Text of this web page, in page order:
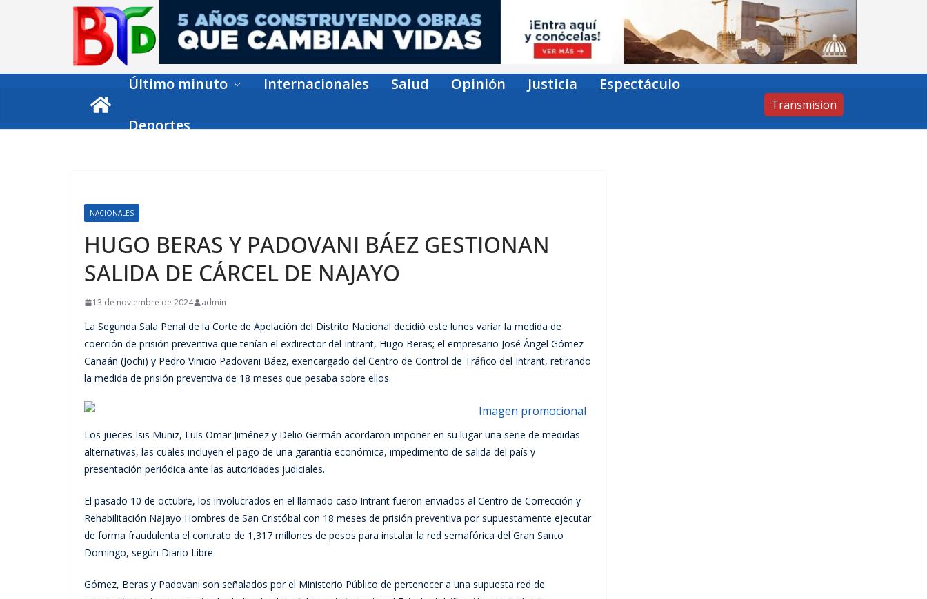
Último minuto Internacionales Salud Opinión Justicia Espectáculo
Deportes
Transmision
NACIONALES
HUGO BERAS Y PADOVANI BÁEZ GESTIONAN
SALIDA DE CÁRCEL DE NAJAYO
13 de noviembre de 2024 admin
La Segunda Sala Penal de la Corte de Apelación del Distrito Nacional decidió este lunes variar la medida de
coerción de prisión preventiva que tenían el exdirector del Intrant, Hugo Beras; el empresario José Ángel Gómez
Canaán (Jochi) y Pedro Vinicio Padovani Báez, exencargado del Centro de Control de Tráfico del Intrant, retirando
la medida de prisión preventiva de 18 meses que pesaba sobre ellos.
Los jueces Isis Muñiz, Luis Omar Jiménez y Delio Germán acordaron imponer en su lugar una serie de medidas
alternativas, las cuales incluyen el pago de una garantía económica, impedimento de salida del país y
presentación periódica ante las autoridades judiciales.
El pasado 10 de octubre, los involucrados en el llamado caso Intrant fueron enviados al Centro de Corrección y
Rehabilitación Najayo Hombres de San Cristóbal con 18 meses de prisión preventiva por supuestamente ejecutar
de forma fraudulenta el contrato de 1,317 millones de pesos para instalar la red semafórica del Gran Santo
Domingo, según Diario Libre
Gómez, Beras y Padovani son señalados por el Ministerio Público de pertenecer a una supuesta red de